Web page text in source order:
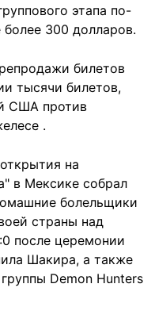
этапа по-
300 долларов.
билетов
тысячи билетов,
США против
.
на
в Мексике собрал
болельщики
страны над
после церемонии
Шакира, а также
Demon Hunters